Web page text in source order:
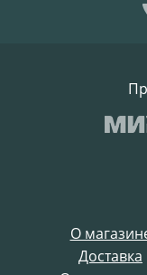
О
Доставка